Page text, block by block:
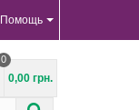
Помощь
0
0,00 грн.